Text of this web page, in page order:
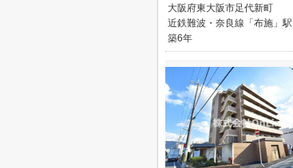
大阪府東大阪市足代新町
近鉄難波・奈良線「布施」
築6年